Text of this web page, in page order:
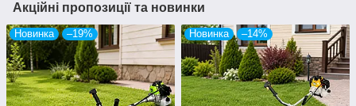
Акційні пропозиції та новинки
Новинка –19% Новинка –14%